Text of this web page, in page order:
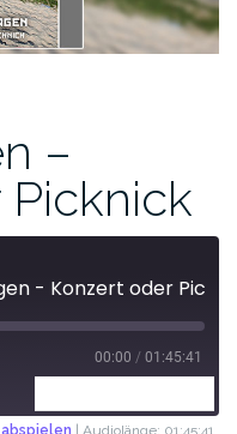
–
00:00 / 01:45:41